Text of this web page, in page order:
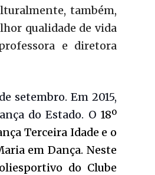
também,
qualidade de vida
e diretora
setembro. Em 2015,
do Estado. O18º
Terceira Idade e o
em Dança. Neste
do Clube